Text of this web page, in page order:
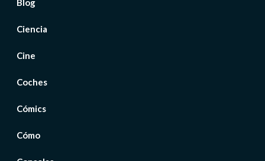
Blog
Ciencia
Cine
Coches
Cómics
Cómo